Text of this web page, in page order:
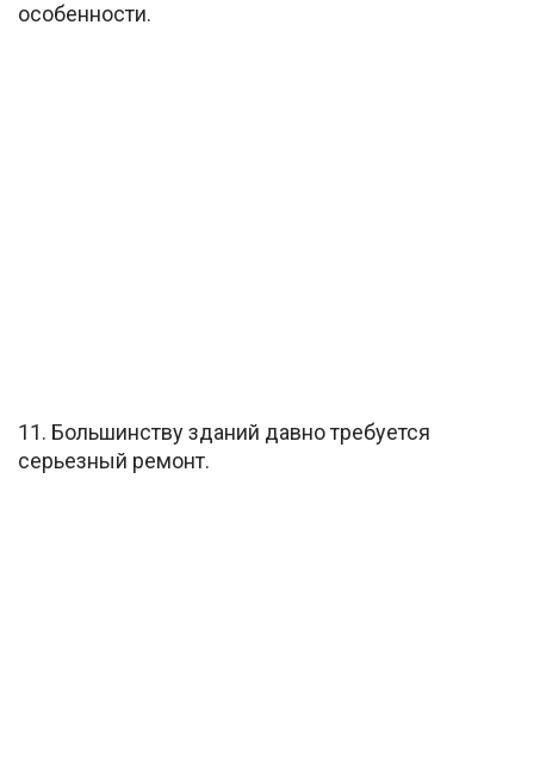
особенности.
11. Большинству зданий давно требуется
серьезный ремонт.